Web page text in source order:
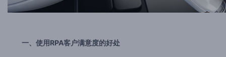
一、使用RPA客户满意度的好处